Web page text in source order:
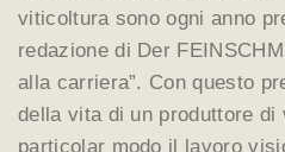
viticoltura sono ogni anno
redazione di Der
alla carriera”. Con questo
della vita di un produttore
particolar modo il lavoro